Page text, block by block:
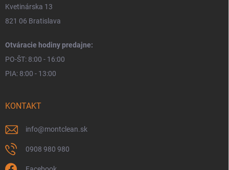
Kvetinárska 13
821 06 Bratislava
Otváracie hodiny predajne:
PO-ŠT: 8:00 - 16:00
PIA: 8:00 - 13:00
KONTAKT
info@montclean.sk
0908 980 980